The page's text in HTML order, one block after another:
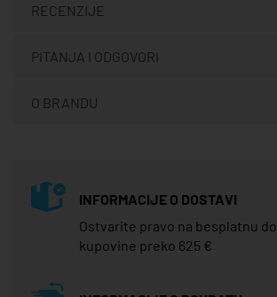
RECENZIJE
PITANJA I ODGOVORI
O BRANDU
INFORMACIJE O DOSTAVI
Ostvarite pravo na besplatnu
kupovine preko 625 €